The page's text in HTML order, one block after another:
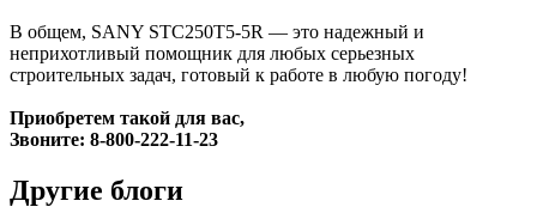
В общем, SANY STC250T5-5R — это надежный и
неприхотливый помощник для любых серьезных
строительных задач, готовый к работе в любую погоду!
Приобретем такой для вас,
Звоните: 8-800-222-11-23
Другие блоги